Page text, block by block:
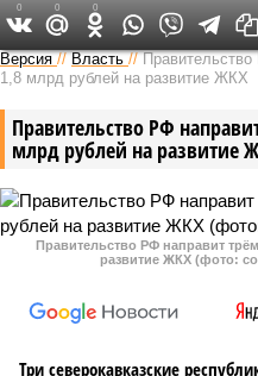
Версия на
Версия //Власть //
1,8 млрд рублей на развитие ЖКХ
Правительство РФ
млрд рублей на развитие
Правительство РФ направит
развитие ЖКХ (фото:
Три северокавказские
0 0 0